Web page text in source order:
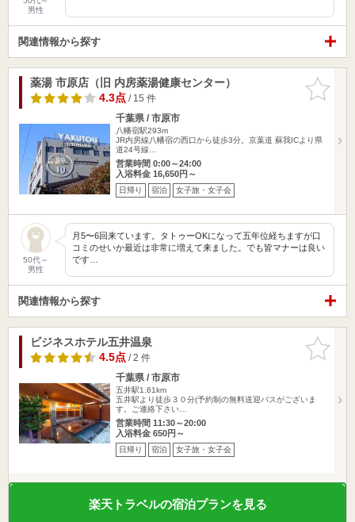
男性
関連情報から探す
お気に入
りに追加
薬湯 市原店（旧 内房薬湯健康センター）
4.3点/ 15 件
千葉県 / 市原市
八幡宿駅293m
JR内房線八幡宿の西口から徒歩3分。京葉道 蘇我ICより県
道24号線…
営業時間 0:00～24:00
入浴料金 16,650円～
日帰り 宿泊 女子旅・女子会
50代～
男性
月5〜6回来ています。タトゥーOKになって五年位経ちますが口
コミのせいか最近は非常に増えて来ました。でも皆マナーは良い
です…
関連情報から探す
お気に入
りに追加
ビジネスホテル五井温泉
4.5点/ 2 件
千葉県 / 市原市
五井駅1.61km
五井駅より徒歩３０分(予約制の無料送迎バスがございま
す。ご連絡下さい…
営業時間 11:30～20:00
入浴料金 650円～
日帰り 宿泊 女子旅・女子会
楽天トラベルの宿泊プランを見る